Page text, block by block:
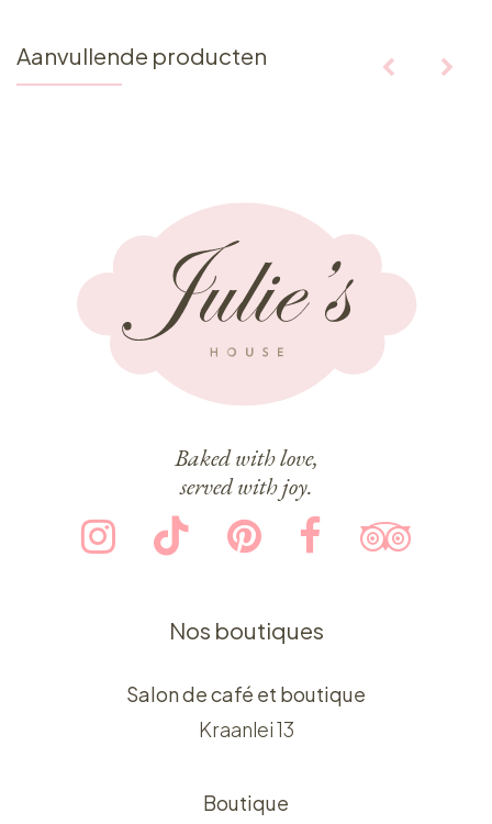
Aanvullende producten
Baked with love,
served with joy.
Nos boutiques
Salon de café et boutique
Kraanlei 13
Boutique